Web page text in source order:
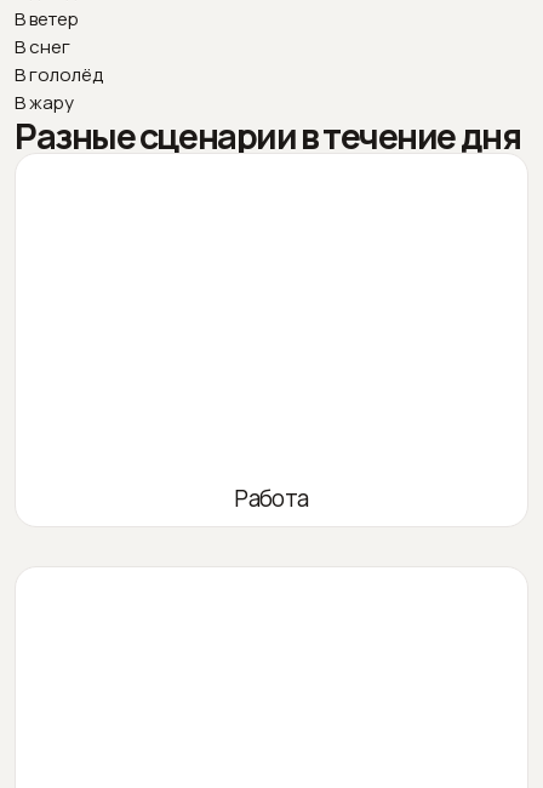
В ветер
В снег
В гололёд
В жару
Разные сценарии в течение дня
Работа